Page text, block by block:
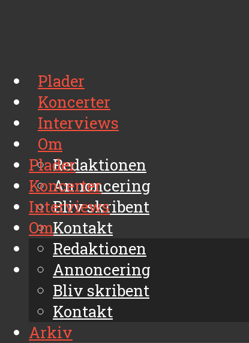
Plader
Koncerter
Interviews
Om
Redaktionen
Annoncering
Bliv skribent
Kontakt
Arkiv
Plader
Koncerter
Interviews
Om
Redaktionen
Annoncering
Bliv skribent
Kontakt
Arkiv